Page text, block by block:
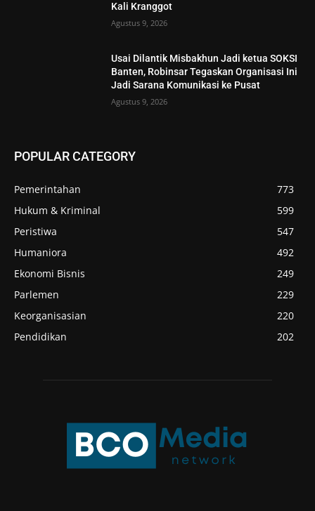
Kali Kranggot
Agustus 9, 2026
Usai Dilantik Misbakhun Jadi ketua SOKSI
Banten, Robinsar Tegaskan Organisasi Ini
Jadi Sarana Komunikasi ke Pusat
Agustus 9, 2026
POPULAR CATEGORY
Pemerintahan
773
Hukum & Kriminal
599
Peristiwa
547
Humaniora
492
Ekonomi Bisnis
249
Parlemen
229
Keorganisasian
220
Pendidikan
202